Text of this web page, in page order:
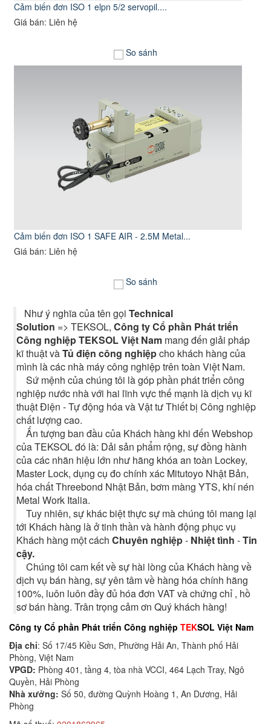
Cảm biến đơn ISO 1 elpn 5/2 servopil....
Giá bán: Liên hệ
So sánh
Cảm biến đơn ISO 1 SAFE AIR - 2.5M Metal...
Giá bán: Liên hệ
So sánh
Như ý nghĩa của tên gọiTechnical
Solution => TEKSOL,Công ty Cổ phần Phát triển
Công nghiệp TEKSOL Việt Nam mang đến giải pháp
kĩ thuật vàTủ điện công nghiệpcho khách hàng của
mình là các nhà máy công nghiệp trên toàn Việt Nam.
Sứ mệnh của chúng tôi là góp phần phát triển công
nghiệp nước nhà với hai lĩnh vực thế mạnh là dịch vụ kĩ
thuật Điện - Tự động hóa và Vật tư Thiết bị Công nghiệp
chất lượng cao.
Ấn tượng ban đầu của Khách hàng khi đến Webshop
của TEKSOL đó là: Dải sản phẩm rộng, sự đồng hành
của các nhãn hiệu lớn như hãng khóa an toàn Lockey,
Master Lock, dụng cụ đo chính xác Mitutoyo Nhật Bản,
hóa chất Threebond Nhật Bản, bơm màng YTS, khí nén
Metal Work Italia.
Tuy nhiên, sự khác biệt thực sự mà chúng tôi mang lại
tới Khách hàng là ở tinh thần và hành động phục vụ
Khách hàng một cáchChuyên nghiệp- Nhiệt tình -Tin
cậy.
Chúng tôi cam kết về sự hài lòng của Khách hàng về
dịch vụ bán hàng, sự yên tâm về hàng hóa chính hãng
100%, luôn luôn đầy đủ hóa đơn VAT và chứng chỉ , hồ
sơ bán hàng. Trân trọng cảm ơn Quý khách hàng!
Công ty Cổ phần Phát triển Công nghiệp TEKSOL Việt Nam
Địa chỉ: Số 17/45 Kiều Sơn, Phường Hải An, Thành phố Hải
Phòng, Việt Nam
VPGD: Phòng 401, tầng 4, tòa nhà VCCI, 464 Lạch Tray, Ngô
Quyền, Hải Phòng
Nhà xưởng: Số 50, đường Quỳnh Hoàng 1, An Dương, Hải
Phòng